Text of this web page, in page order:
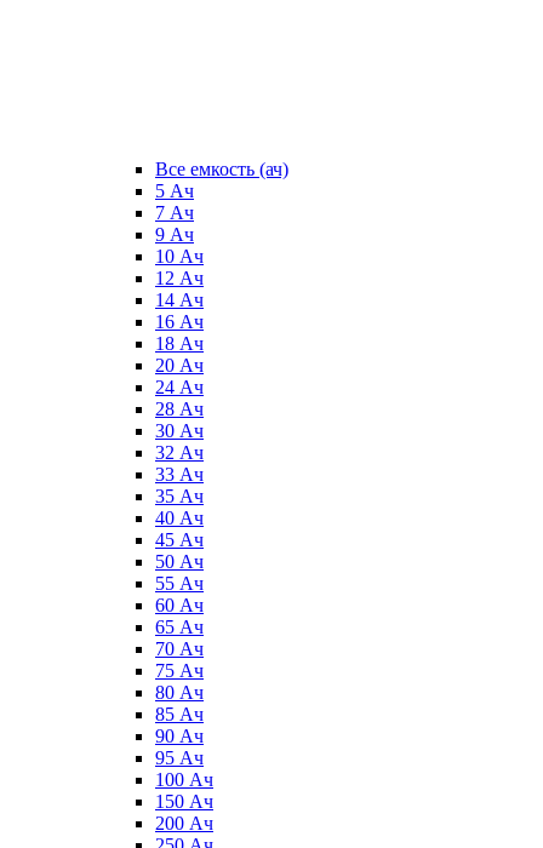
Все емкость (ач)
5 Ач
7 Ач
9 Ач
10 Ач
12 Ач
14 Ач
16 Ач
18 Ач
20 Ач
24 Ач
28 Ач
30 Ач
32 Ач
33 Ач
35 Ач
40 Ач
45 Ач
50 Ач
55 Ач
60 Ач
65 Ач
70 Ач
75 Ач
80 Ач
85 Ач
90 Ач
95 Ач
100 Ач
150 Ач
200 Ач